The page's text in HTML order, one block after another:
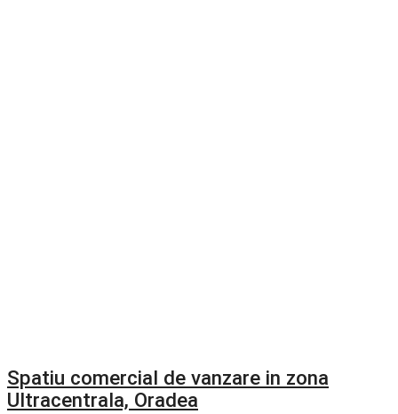
Spatiu comercial de vanzare in zona
Ultracentrala, Oradea